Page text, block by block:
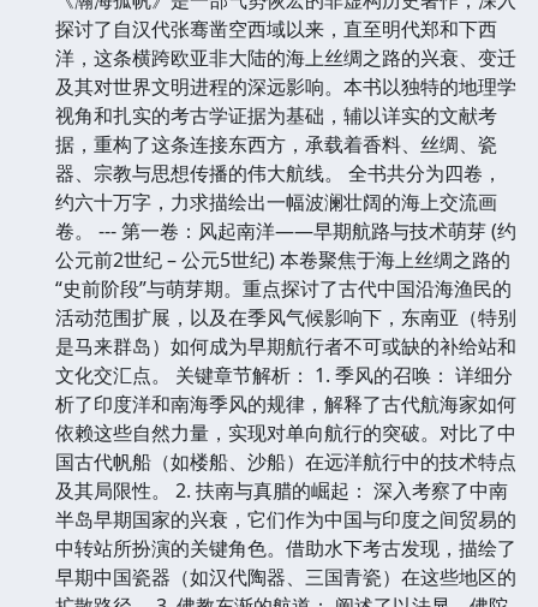
探讨了自汉代张骞凿空西域以来，直至明代郑和下西
洋，这条横跨欧亚非大陆的海上丝绸之路的兴衰、变迁
及其对世界文明进程的深远影响。本书以独特的地理学
视角和扎实的考古学证据为基础，辅以详实的文献考
据，重构了这条连接东西方，承载着香料、丝绸、瓷
器、宗教与思想传播的伟大航线。 全书共分为四卷，
约六十万字，力求描绘出一幅波澜壮阔的海上交流画
卷。 --- 第一卷：风起南洋——早期航路与技术萌芽 (约
公元前2世纪 – 公元5世纪) 本卷聚焦于海上丝绸之路的
“史前阶段”与萌芽期。重点探讨了古代中国沿海渔民的
活动范围扩展，以及在季风气候影响下，东南亚（特别
是马来群岛）如何成为早期航行者不可或缺的补给站和
文化交汇点。 关键章节解析： 1. 季风的召唤： 详细分
析了印度洋和南海季风的规律，解释了古代航海家如何
依赖这些自然力量，实现对单向航行的突破。对比了中
国古代帆船（如楼船、沙船）在远洋航行中的技术特点
及其局限性。 2. 扶南与真腊的崛起： 深入考察了中南
半岛早期国家的兴衰，它们作为中国与印度之间贸易的
中转站所扮演的关键角色。借助水下考古发现，描绘了
早期中国瓷器（如汉代陶器、三国青瓷）在这些地区的